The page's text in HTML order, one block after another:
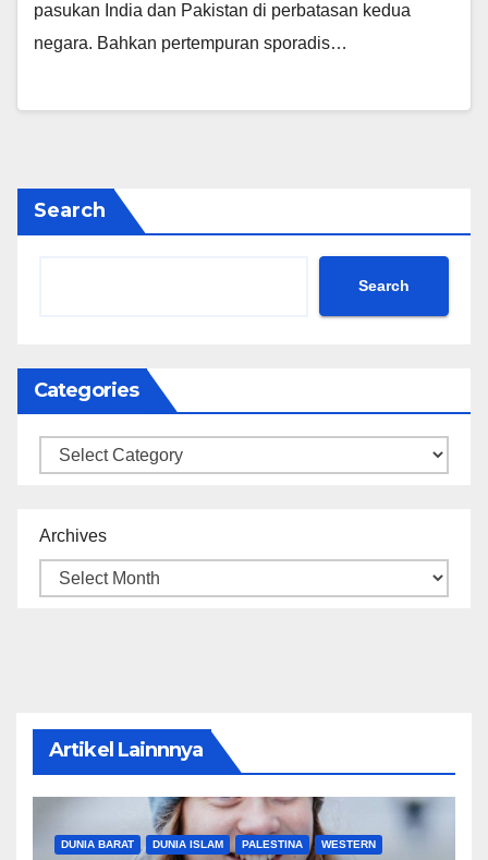
pasukan India dan Pakistan di perbatasan kedua
negara. Bahkan pertempuran sporadis…
Search
Search
Categories
Categories
Archives
Artikel Lainnnya
DUNIA BARAT DUNIA ISLAM PALESTINA WESTERN